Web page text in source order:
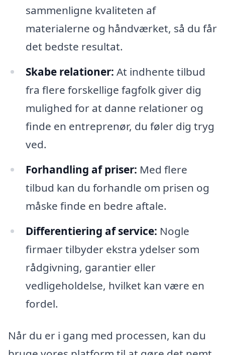
sammenligne kvaliteten af
materialerne og håndværket, så du får
det bedste resultat.
Skabe relationer: At indhente tilbud
fra flere forskellige fagfolk giver dig
mulighed for at danne relationer og
finde en entreprenør, du føler dig tryg
ved.
Forhandling af priser: Med flere
tilbud kan du forhandle om prisen og
måske finde en bedre aftale.
Differentiering af service: Nogle
firmaer tilbyder ekstra ydelser som
rådgivning, garantier eller
vedligeholdelse, hvilket kan være en
fordel.
Når du er i gang med processen, kan du